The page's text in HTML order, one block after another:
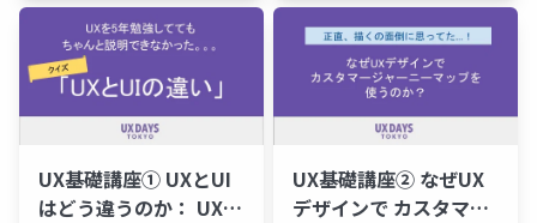
University)
UX基礎講座① UXとUI
はどう違うのか： UX
UX基礎講座② なぜUX
デザインで カスタマー